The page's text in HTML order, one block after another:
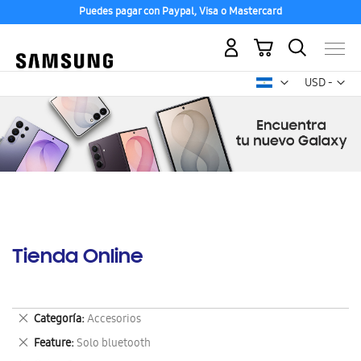
Puedes pagar con Paypal, Visa o Mastercard
USD -
dólar
Mi carrito
Tienda Online
Categoría Accesorios
Eliminar
este
artículo
Feature Solo bluetooth
Eliminar